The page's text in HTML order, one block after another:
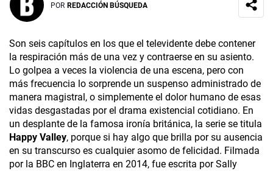
POR REDACCIÓN BÚSQUEDA
Son seis capítulos en los que el televidente debe contener
la respiración más de una vez y contraerse en su asiento.
Lo golpea a veces la violencia de una escena, pero con
más frecuencia lo sorprende un suspenso administrado de
manera magistral, o simplemente el dolor humano de esas
vidas desgastadas por el drama existencial cotidiano. En
un desplante de la famosa ironía británica, la serie se titula
Happy Valley, porque si hay algo que brilla por su ausencia
en su transcurso es cualquier asomo de felicidad. Filmada
por la BBC en Inglaterra en 2014, fue escrita por Sally